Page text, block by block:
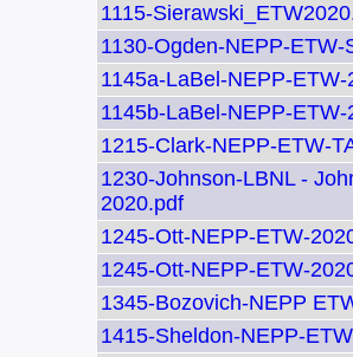
1115-
1130-Ogden-NEPP-ETW-
1145a-LaBel-NEPP-
1145b-LaBel-NEPP-
1215-Clark-NEPP-ETW-
1230-Johnson-LBNL -
2020.pdf
1245-Ott-NEPP-ETW-
1245-Ott-NEPP-ETW-
1345-Bozovich-NEPP
1415-Sheldon-NEPP-